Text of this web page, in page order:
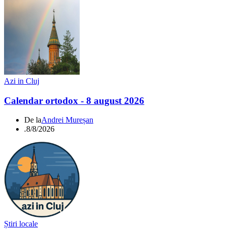
Azi in Cluj
Calendar ortodox - 8 august 2026
De laAndrei Mureșan
.8/8/2026
Știri locale